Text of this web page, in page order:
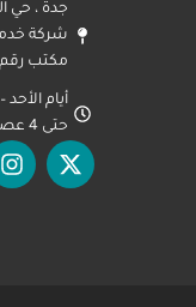
جدة ، حي
مكتب رقم 301
حتى 4 عصراً